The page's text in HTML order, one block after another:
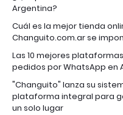
Argentina?
Cuál es la mejor tienda
Changuito.com.ar se
Las 10 mejores
pedidos por WhatsApp en
"Changuito" lanza su
plataforma integral para
un solo lugar